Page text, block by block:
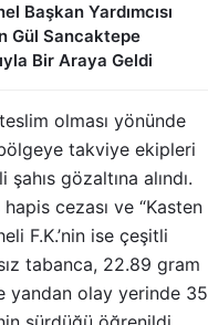
Başkan Yardımcısı
Gül Sancaktepe
Bir Araya Geldi
olması yönünde
takviye ekipleri
gözaltına alındı.
cezası ve “Kasten
F.K.’nin ise çeşitli
tabanca, 22.89 gram
yandan olay yerinde 35